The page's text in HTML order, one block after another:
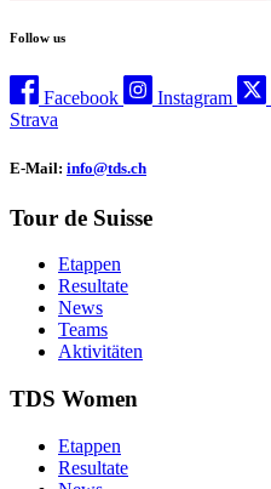
Follow us
Facebook Instagram
Strava
E-Mail: info@tds.ch
Tour de Suisse
Etappen
Resultate
News
Teams
Aktivitäten
TDS Women
Etappen
Resultate